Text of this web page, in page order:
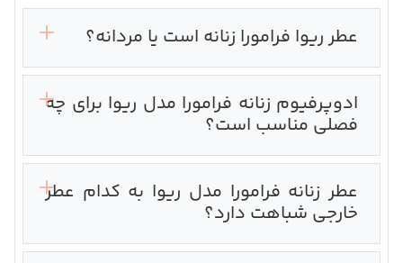
عطر ریوا فرامورا زنانه است یا مردانه؟
ادوپرفیوم زنانه فرامورا مدل ریوا برای چه
فصلی مناسب است؟
عطر زنانه فرامورا مدل ریوا به کدام عطر
خارجی شباهت دارد؟